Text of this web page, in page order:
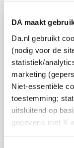
DA maakt
Da.nl gebruikt
(nodig voor de
statistiek/
marketing
Niet-essentiële
toestemming;
uitsluitend op
gegevens met X
Over DA
Klantenservice
Assortiment